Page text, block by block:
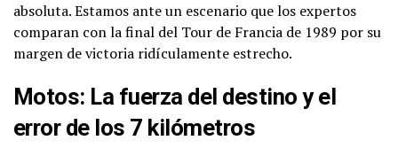
absoluta. Estamos ante un escenario que los expertos
comparan con la final del Tour de Francia de 1989 por su
margen de victoria ridículamente estrecho.
Motos: La fuerza del destino y el
error de los 7 kilómetros